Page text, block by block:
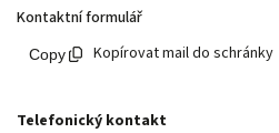
Kontaktní formulář
Kopírovat mail do schránky
Telefonický kontakt